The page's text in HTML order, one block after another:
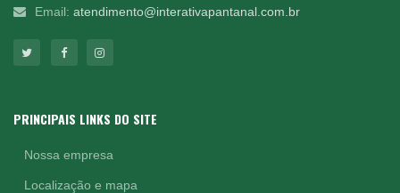
Email: atendimento@interativapantanal.com.br
PRINCIPAIS LINKS DO SITE
Nossa empresa
Localização e mapa